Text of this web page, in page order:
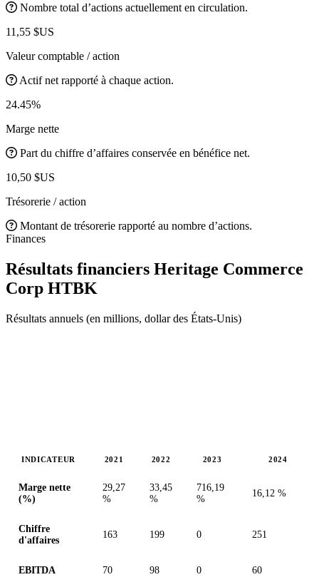
Nombre total d’actions actuellement en circulation.
11,55 $US
Valeur comptable / action
Actif net rapporté à chaque action.
24.45%
Marge nette
Part du chiffre d’affaires conservée en bénéfice net.
10,50 $US
Trésorerie / action
Montant de trésorerie rapporté au nombre d’actions.
Finances
Résultats financiers Heritage Commerce
Corp HTBK
Résultats annuels (en millions, dollar des États-Unis)
INDICATEUR 2021 2022 2023 2024
Marge nette
(%)
29,27
%
33,45
%
716,19
%
16,12 %
Chiffre
d'affaires
163 199 0 251
EBITDA 70 98 0 60